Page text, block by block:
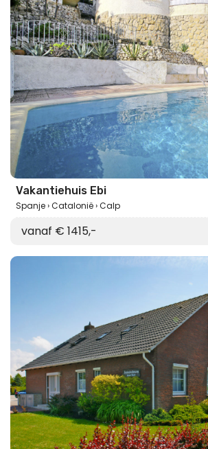
Vakantiehuis Ebi
Spanje Catalonië Calp
vanaf € 1415,-